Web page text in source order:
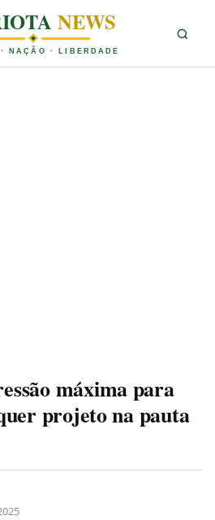
NEWS
NAÇÃO · LIBERDADE
máxima para
projeto na pauta